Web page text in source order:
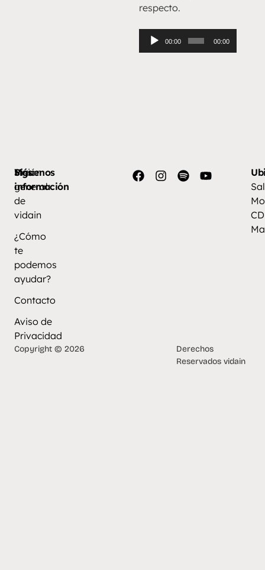
respecto.
Reproductor
de
00:00 00:00
Más
información
Visión
general
de
vidain
¿Cómo
te
podemos
ayudar?
Contacto
Aviso de
Privacidad
Síguenos
Copyright © 2026
Derechos
Reservados vidain